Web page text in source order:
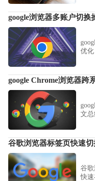
google浏览器多账户切
优化
google Chrome浏览器跨
文总
谷歌浏览器标签页快速
谷
快速